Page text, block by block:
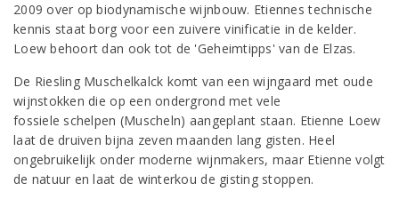
2009 over op biodynamische wijnbouw. Etiennes technische
kennis staat borg voor een zuivere vinificatie in de kelder.
Loew behoort dan ook tot de 'Geheimtipps' van de Elzas.
De Riesling Muschelkalck komt van een wijngaard met oude
wijnstokken die op een ondergrond met vele
fossiele schelpen (Muscheln) aangeplant staan. Etienne Loew
laat de druiven bijna zeven maanden lang gisten. Heel
ongebruikelijk onder moderne wijnmakers, maar Etienne volgt
de natuur en laat de winterkou de gisting stoppen.